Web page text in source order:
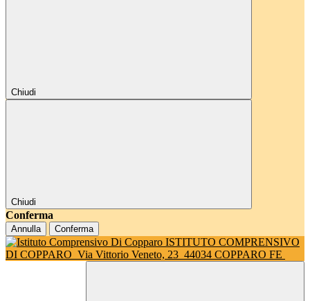
Chiudi
Chiudi
Conferma
Annulla Conferma
ISTITUTO COMPRENSIVO
DI COPPARO Via Vittorio Veneto, 23 44034 COPPARO FE